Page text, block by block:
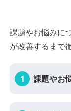
課題やお悩みに
が改善するまで
1 課題やお